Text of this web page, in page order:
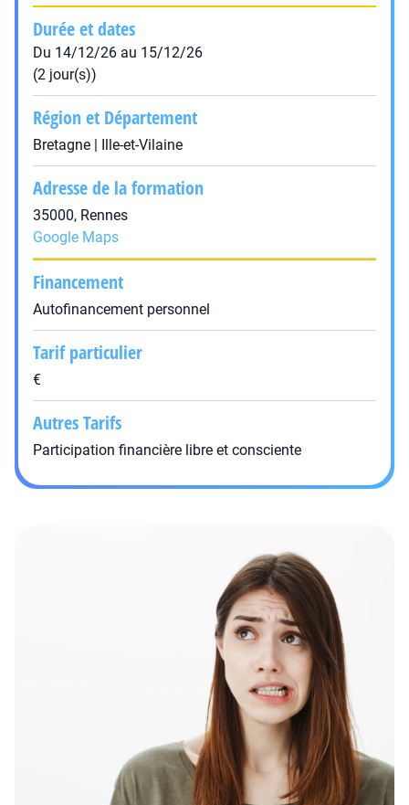
Durée et dates
Du 14/12/26 au 15/12/26
(2 jour(s))
Région et Département
Bretagne | Ille-et-Vilaine
Adresse de la formation
35000, Rennes
Google Maps
Financement
Autofinancement personnel
Tarif particulier
€
Autres Tarifs
Participation financière libre et consciente